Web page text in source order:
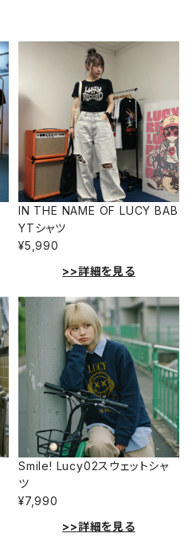
IN THE NAME OF LUCY BAB
YTシャツ
¥5,990
>>詳細を見る
Smile! Lucy02スウェットシャ
ツ
¥7,990
>>詳細を見る